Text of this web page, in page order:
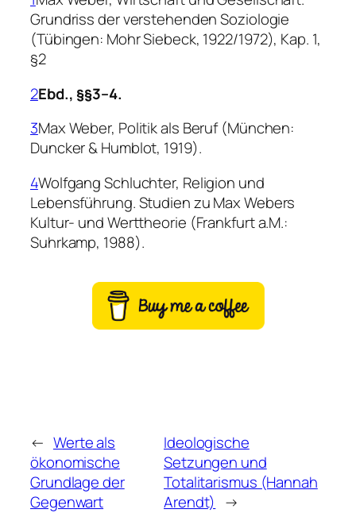
Grundriss der verstehenden Soziologie
(Tübingen: Mohr Siebeck, 1922/1972), Kap. 1,
§2
2Ebd., §§3–4.
3Max Weber, Politik als Beruf(München:
Duncker & Humblot, 1919).
4Wolfgang Schluchter, Religion und
Lebensführung. Studien zu Max Webers
Kultur- und Werttheorie (Frankfurt a.M.:
Suhrkamp, 1988).
← Werte als
ökonomische
Grundlage der
Gegenwart
Ideologische
Setzungen und
Totalitarismus (Hannah
Arendt) →